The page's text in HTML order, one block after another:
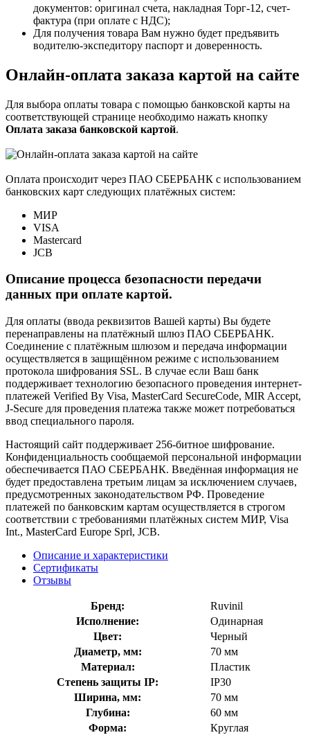
документов: оригинал счета, накладная Торг-12, счет-
фактура (при оплате с НДС);
Для получения товара Вам нужно будет предъявить
водителю-экспедитору паспорт и доверенность.
Онлайн-оплата заказа картой на сайте
Для выбора оплаты товара с помощью банковской карты на
соответствующей странице необходимо нажать кнопку
Оплата заказа банковской картой.
Оплата происходит через ПАО СБЕРБАНК с использованием
банковских карт следующих платёжных систем:
МИР
VISA
Mastercard
JCB
Описание процесса безопасности передачи
данных при оплате картой.
Для оплаты (ввода реквизитов Вашей карты) Вы будете
перенаправлены на платёжный шлюз ПАО СБЕРБАНК.
Соединение с платёжным шлюзом и передача информации
осуществляется в защищённом режиме с использованием
протокола шифрования SSL. В случае если Ваш банк
поддерживает технологию безопасного проведения интернет-
платежей Verified By Visa, MasterCard SecureCode, MIR Accept,
J-Secure для проведения платежа также может потребоваться
ввод специального пароля.
Настоящий сайт поддерживает 256-битное шифрование.
Конфиденциальность сообщаемой персональной информации
обеспечивается ПАО СБЕРБАНК. Введённая информация не
будет предоставлена третьим лицам за исключением случаев,
предусмотренных законодательством РФ. Проведение
платежей по банковским картам осуществляется в строгом
соответствии с требованиями платёжных систем МИР, Visa
Int., MasterCard Europe Sprl, JCB.
Описание и характеристики
Сертификаты
Отзывы
Бренд:
Ruvinil
Исполнение:
Одинарная
Цвет:
Черный
Диаметр, мм:
70 мм
Материал:
Пластик
Степень защиты IP:
IP30
Ширина, мм:
70 мм
Глубина:
60 мм
Форма:
Круглая